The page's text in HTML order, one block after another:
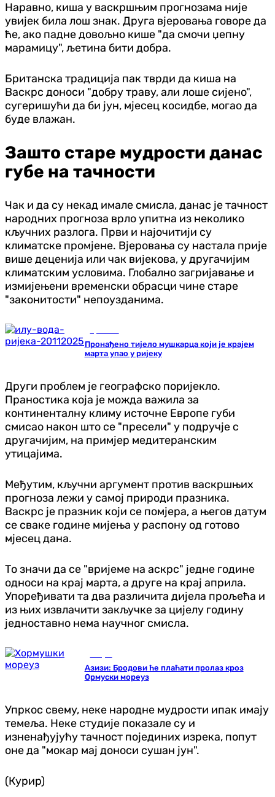
Наравно, киша у васкршњим прогнозама није
увијек била лош знак. Друга вјеровања говоре да
ће, ако падне довољно кише "да смочи џепну
марамицу", љетина бити добра.
Британска традиција пак тврди да киша на
Васкрс доноси "добру траву, али лоше сијено",
сугеришући да би јун, мјесец косидбе, могао да
буде влажан.
Зашто старе мудрости данас
губе на тачности
Чак и да су некад имале смисла, данас је тачност
народних прогноза врло упитна из неколико
кључних разлога. Први и најочитији су
климатске промјене. Вјеровања су настала прије
више деценија или чак вијекова, у другачијим
климатским условима. Глобално загријавање и
измијењени временски обрасци чине старе
"законитости" непоузданима.
Пронађено тијело мушкарца који је крајем
марта упао у ријеку
Други проблем је географско поријекло.
Праностика која је можда важила за
континенталну климу источне Европе губи
смисао након што се "пресели" у подручје с
другачијим, на примјер медитеранским
утицајима.
Међутим, кључни аргумент против васкршњих
прогноза лежи у самој природи празника.
Васкрс је празник који се помјера, а његов датум
се сваке године мијења у распону од готово
мјесец дана.
То значи да се "вријеме на аскрс" једне године
односи на крај марта, а друге на крај априла.
Упоређивати та два различита дијела прољећа и
из њих извлачити закључке за цијелу годину
једноставно нема научног смисла.
Азизи: Бродови ће плаћати пролаз кроз
Ормуски мореуз
Упркос свему, неке народне мудрости ипак имају
темеља. Неке студије показале су и
изненађујућу тачност појединих изрека, попут
оне да "мокар мај доноси сушан јун".
(Курир)